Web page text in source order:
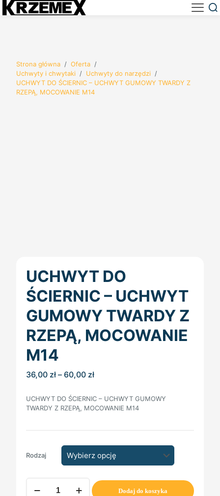
Strona główna / Oferta /
Uchwyty i chwytaki / Uchwyty do narzędzi /
UCHWYT DO ŚCIERNIC – UCHWYT GUMOWY TWARDY Z
RZEPĄ, MOCOWANIE M14
UCHWYT DO
ŚCIERNIC – UCHWYT
GUMOWY TWARDY Z
RZEPĄ, MOCOWANIE
M14
36,00 zł – 60,00 złZakres
36,00 zł
do
UCHWYT DO ŚCIERNIC – UCHWYT GUMOWY
TWARDY Z RZEPĄ, MOCOWANIE M14
Rodzaj
ilość
UCHWYT
Dodaj do koszyka